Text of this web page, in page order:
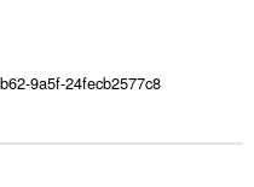
9a5f-24fecb2577c8